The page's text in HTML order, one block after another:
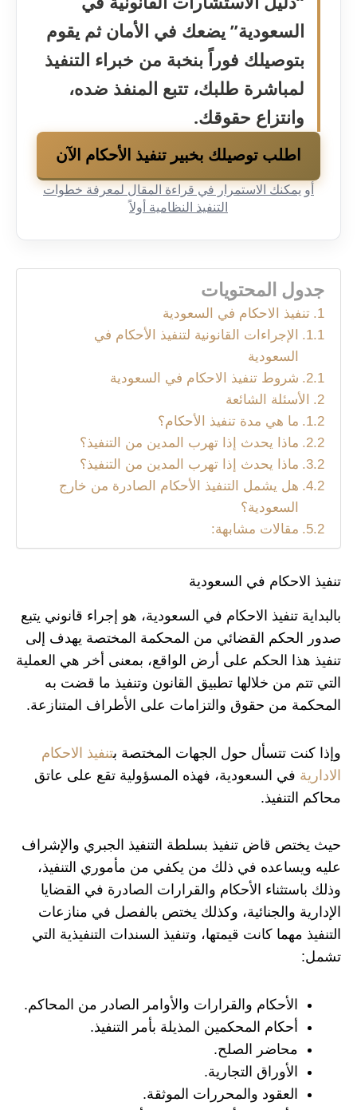
السعودية” يضعك في الأمان ثم يقوم
بتوصيلك فوراً بنخبة من خبراء التنفيذ
لمباشرة طلبك، تتبع المنفذ ضده،
وانتزاع حقوقك.
اطلب توصيلك بخبير تنفيذ الأحكام الآن
أو يمكنك الاستمرار في قراءة المقال لمعرفة خطوات
التنفيذ النظامية أولاً
جدول المحتويات
تنفيذ الاحكام في السعودية
الإجراءات القانونية لتنفيذ الأحكام في
السعودية
شروط تنفيذ الاحكام في السعودية
الأسئلة الشائعة
ما هي مدة تنفيذ الأحكام؟
ماذا يحدث إذا تهرب المدين من التنفيذ؟
ماذا يحدث إذا تهرب المدين من التنفيذ؟
هل يشمل التنفيذ الأحكام الصادرة من خارج
السعودية؟
مقالات مشابهة:
تنفيذ الاحكام في السعودية
بالبداية تنفيذ الاحكام في السعودية، هو إجراء قانوني يتبع
صدور الحكم القضائي من المحكمة المختصة يهدف إلى
تنفيذ هذا الحكم على أرض الواقع، بمعنى أخر هي العملية
التي تتم من خلالها تطبيق القانون وتنفيذ ما قضت به
المحكمة من حقوق والتزامات على الأطراف المتنازعة.
وإذا كنت تتسأل حول الجهات المختصة بتنفيذ الاحكام
الادارية في السعودية، فهذه المسؤولية تقع على عاتق
محاكم التنفيذ.
حيث يختص قاض تنفيذ بسلطة التنفيذ الجبري والإشراف
عليه ويساعده في ذلك من يكفي من مأموري التنفيذ،
وذلك باستثناء الأحكام والقرارات الصادرة في القضايا
الإدارية والجنائية، وكذلك يختص بالفصل في منازعات
التنفيذ مهما كانت قيمتها، وتنفيذ السندات التنفيذية التي
تشمل:
الأحكام والقرارات والأوامر الصادر من المحاكم.
أحكام المحكمين المذيلة بأمر التنفيذ.
محاضر الصلح.
الأوراق التجارية.
العقود والمحررات الموثقة.